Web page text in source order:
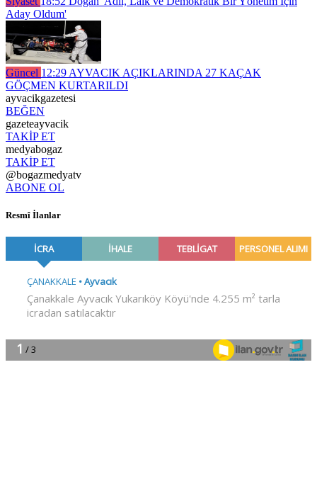
Aday Oldum'
Güncel 12:29 AYVACIK AÇIKLARINDA 27 KAÇAK
GÖÇMEN KURTARILDI
ayvacikgazetesi
BEĞEN
gazeteayvacik
TAKİP ET
medyabogaz
TAKİP ET
@bogazmedyatv
ABONE OL
Resmî İlanlar